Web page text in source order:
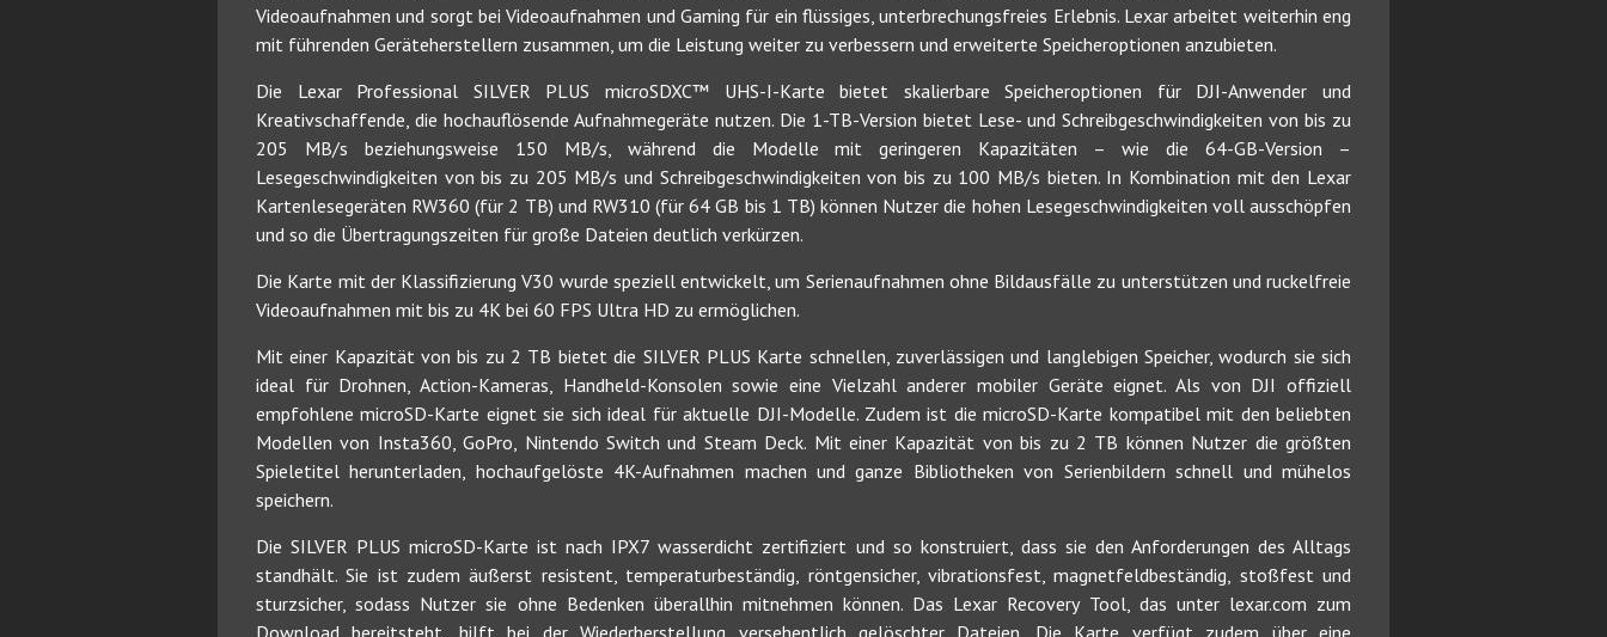
Videoaufnahmen und sorgt bei Videoaufnahmen und Gaming für ein flüssiges, unterbrechungsfreies Erlebnis. Lexar arbeitet weiterhin eng
mit führenden Geräteherstellern zusammen, um die Leistung weiter zu verbessern und erweiterte Speicheroptionen anzubieten.
Die Lexar Professional SILVER PLUS microSDXC™ UHS-I-Karte bietet skalierbare Speicheroptionen für DJI-Anwender und
Kreativschaffende, die hochauflösende Aufnahmegeräte nutzen. Die 1-TB-Version bietet Lese- und Schreibgeschwindigkeiten von bis zu
205 MB/s beziehungsweise 150 MB/s, während die Modelle mit geringeren Kapazitäten – wie die 64-GB-Version –
Lesegeschwindigkeiten von bis zu 205 MB/s und Schreibgeschwindigkeiten von bis zu 100 MB/s bieten. In Kombination mit den Lexar
Kartenlesegeräten RW360 (für 2 TB) und RW310 (für 64 GB bis 1 TB) können Nutzer die hohen Lesegeschwindigkeiten voll ausschöpfen
und so die Übertragungszeiten für große Dateien deutlich verkürzen.
Die Karte mit der Klassifizierung V30 wurde speziell entwickelt, um Serienaufnahmen ohne Bildausfälle zu unterstützen und ruckelfreie
Videoaufnahmen mit bis zu 4K bei 60 FPS Ultra HD zu ermöglichen.
Mit einer Kapazität von bis zu 2 TB bietet die SILVER PLUS Karte schnellen, zuverlässigen und langlebigen Speicher, wodurch sie sich
ideal für Drohnen, Action-Kameras, Handheld-Konsolen sowie eine Vielzahl anderer mobiler Geräte eignet. Als von DJI offiziell
empfohlene microSD-Karte eignet sie sich ideal für aktuelle DJI-Modelle. Zudem ist die microSD-Karte kompatibel mit den beliebten
Modellen von Insta360, GoPro, Nintendo Switch und Steam Deck. Mit einer Kapazität von bis zu 2 TB können Nutzer die größten
Spieletitel herunterladen, hochaufgelöste 4K-Aufnahmen machen und ganze Bibliotheken von Serienbildern schnell und mühelos
speichern.
Die SILVER PLUS microSD-Karte ist nach IPX7 wasserdicht zertifiziert und so konstruiert, dass sie den Anforderungen des Alltags
standhält. Sie ist zudem äußerst resistent, temperaturbeständig, röntgensicher, vibrationsfest, magnetfeldbeständig, stoßfest und
sturzsicher, sodass Nutzer sie ohne Bedenken überallhin mitnehmen können. Das Lexar Recovery Tool, das unter lexar.com zum
Download bereitsteht, hilft bei der Wiederherstellung versehentlich gelöschter Dateien. Die Karte verfügt zudem über eine